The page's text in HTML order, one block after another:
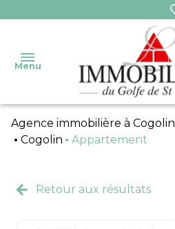
Menu
Accueil
biens
immo
Agence immobilière à Cogolin
Cogolin
Appartement
Retour aux résultats